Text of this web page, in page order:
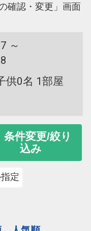
確認・変更」画面
～
供0名 1部屋
条件変更/絞り
込み
定